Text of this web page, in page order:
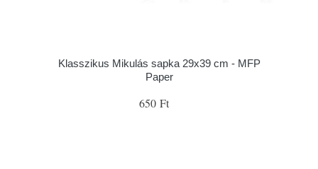
Klasszikus Mikulás sapka 29x39 cm - MFP
Paper
650 Ft